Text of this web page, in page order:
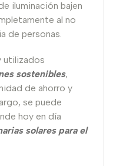
iluminación bajen
al no
de personas.
utilizados
sostenibles,
de ahorro y
se puede
hoy en día
solares para el